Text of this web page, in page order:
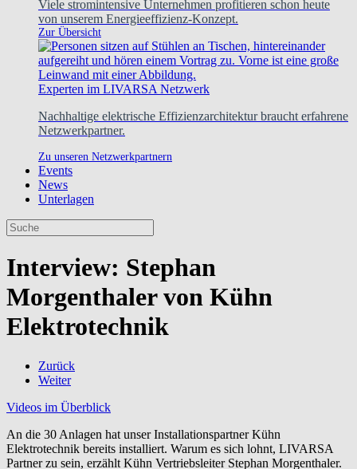
Viele stromintensive Unternehmen profitieren schon heute
von unserem Energieeffizienz-Konzept.
Zur Übersicht
Experten im LIVARSA Netzwerk
Nachhaltige elektrische Effizienzarchitektur braucht erfahrene
Netzwerkpartner.
Zu unseren Netzwerkpartnern
Events
News
Unterlagen
Interview: Stephan
Morgenthaler von Kühn
Elektrotechnik
Zurück
Weiter
Videos im Überblick
An die 30 Anlagen hat unser Installationspartner Kühn
Elektrotechnik bereits installiert. Warum es sich lohnt, LIVARSA
Partner zu sein, erzählt Kühn Vertriebsleiter Stephan Morgenthaler.